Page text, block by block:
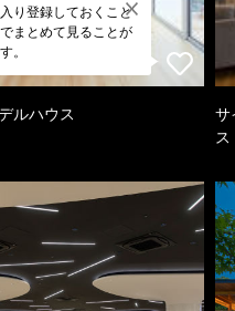
り登録しておくこと
まとめて見ることが
。
ルハウス
サ
ス